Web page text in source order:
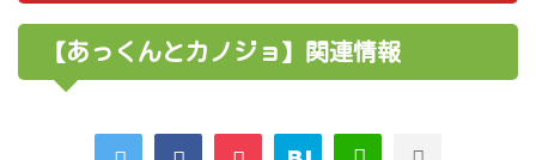
【あっくんとカノジョ】関連情報